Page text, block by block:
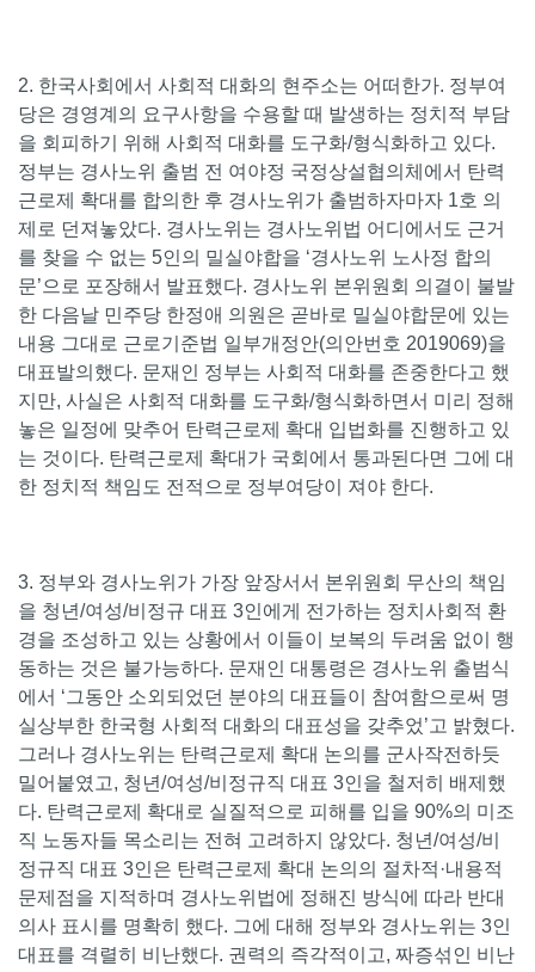
2. 한국사회에서 사회적 대화의 현주소는 어떠한가. 정부여
당은 경영계의 요구사항을 수용할 때 발생하는 정치적 부담
을 회피하기 위해 사회적 대화를 도구화/형식화하고 있다.
정부는 경사노위 출범 전 여야정 국정상설협의체에서 탄력
근로제 확대를 합의한 후 경사노위가 출범하자마자 1호 의
제로 던져놓았다. 경사노위는 경사노위법 어디에서도 근거
를 찾을 수 없는 5인의 밀실야합을 ‘경사노위 노사정 합의
문’으로 포장해서 발표했다. 경사노위 본위원회 의결이 불발
한 다음날 민주당 한정애 의원은 곧바로 밀실야합문에 있는
내용 그대로 근로기준법 일부개정안(의안번호 2019069)을
대표발의했다. 문재인 정부는 사회적 대화를 존중한다고 했
지만, 사실은 사회적 대화를 도구화/형식화하면서 미리 정해
놓은 일정에 맞추어 탄력근로제 확대 입법화를 진행하고 있
는 것이다. 탄력근로제 확대가 국회에서 통과된다면 그에 대
한 정치적 책임도 전적으로 정부여당이 져야 한다.
3. 정부와 경사노위가 가장 앞장서서 본위원회 무산의 책임
을 청년/여성/비정규 대표 3인에게 전가하는 정치사회적 환
경을 조성하고 있는 상황에서 이들이 보복의 두려움 없이 행
동하는 것은 불가능하다. 문재인 대통령은 경사노위 출범식
에서 ‘그동안 소외되었던 분야의 대표들이 참여함으로써 명
실상부한 한국형 사회적 대화의 대표성을 갖추었’고 밝혔다.
그러나 경사노위는 탄력근로제 확대 논의를 군사작전하듯
밀어붙였고, 청년/여성/비정규직 대표 3인을 철저히 배제했
다. 탄력근로제 확대로 실질적으로 피해를 입을 90%의 미조
직 노동자들 목소리는 전혀 고려하지 않았다. 청년/여성/비
정규직 대표 3인은 탄력근로제 확대 논의의 절차적·내용적
문제점을 지적하며 경사노위법에 정해진 방식에 따라 반대
의사 표시를 명확히 했다. 그에 대해 정부와 경사노위는 3인
대표를 격렬히 비난했다. 권력의 즉각적이고, 짜증섞인 비난